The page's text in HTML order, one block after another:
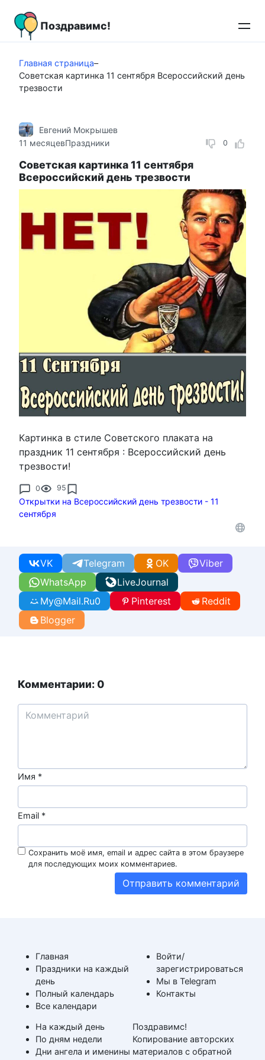
контенту
Поздравимс!
Главная страница–
Советская картинка 11 сентября Всероссийский день
трезвости
0
Евгений Мокрышев
11 месяцевПраздники
Советская картинка 11 сентября
Всероссийский день трезвости
Картинка в стиле Советского плаката на
праздник 11 сентября : Всероссийский день
трезвости!
0 95
Открытки на Всероссийский день трезвости - 11
сентября
WhatsApp
VK Telegram Viber
OK
LiveJournal
My@Mail.Ru0 Pinterest
Reddit
Blogger
Комментарии: 0
Имя *
Email *
Сохранить моё имя, email и адрес сайта в этом браузере
для последующих моих комментариев.
Главная
Праздники на каждый
день
Полный календарь
Все календари
На каждый день
По дням недели
Дни ангела и именины
Войти/
зарегистрироваться
Мы в Telegram
Контакты
Поздравимс!
Копирование авторских
материалов с обратной